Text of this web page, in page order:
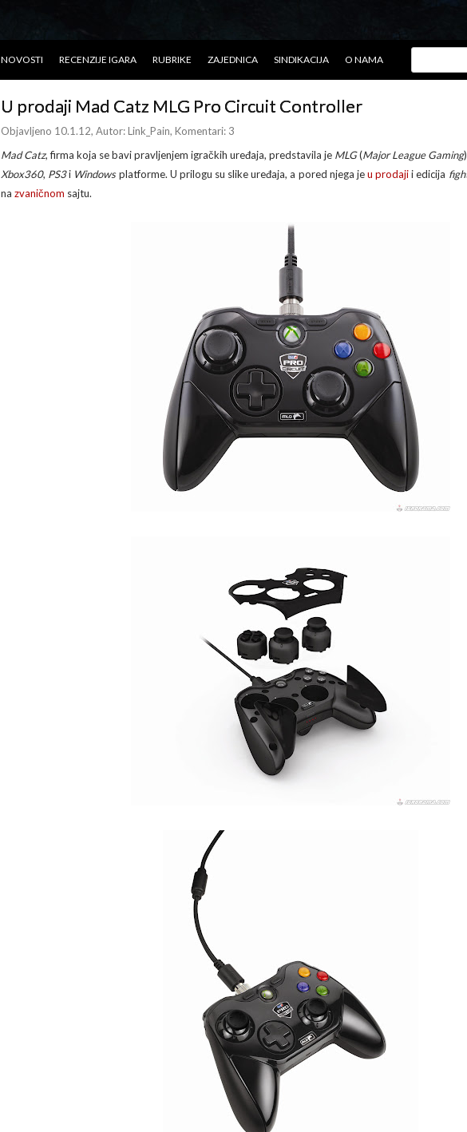
NOVOSTI RECENZIJE IGARA RUBRIKE ZAJEDNICA SINDIKACIJA O NAMA
U prodaji Mad Catz MLG Pro Circuit Controller
Objavljeno 10.1.12, Autor:Link_Pain, Komentari: 3
Mad Catz, firma koja se bavi pravljenjem igračkih uređaja, predstavila je MLG(Major League Gaming)
Xbox360, PS3i Windowsplatforme. U prilogu su slike uređaja, a pored njega jeu prodajii edicija
na zvaničnom sajtu.